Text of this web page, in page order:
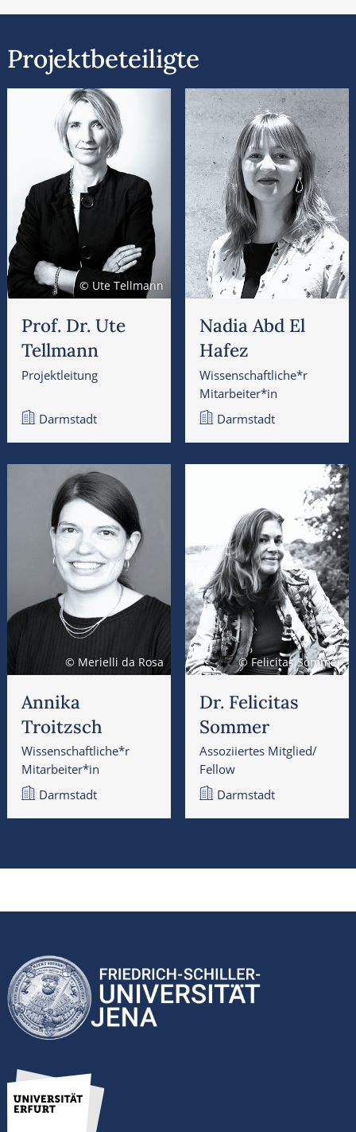
Das Teilprojekt fragt, ob in der
Ökologie wieder zum Kern der Eigentumsfrage
werden könnte.
Projektbeteiligte
© Ute Tellmann
Prof. Dr. Ute
Tellmann
Projektleitung
Darmstadt
Nadia Abd El
Hafez
Wissenschaftliche*r
Mitarbeiter*in
Darmstadt
© Merielli da Rosa
Annika
Troitzsch
Wissenschaftliche*r
Mitarbeiter*in
Darmstadt
© Felicitas Sommer
Dr. Felicitas
Sommer
Assoziiertes Mitglied/
Fellow
Darmstadt